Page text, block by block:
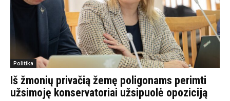
Politika
Iš žmonių privačią žemę poligonams perimti
užsimoję konservatoriai užsipuolė opoziciją